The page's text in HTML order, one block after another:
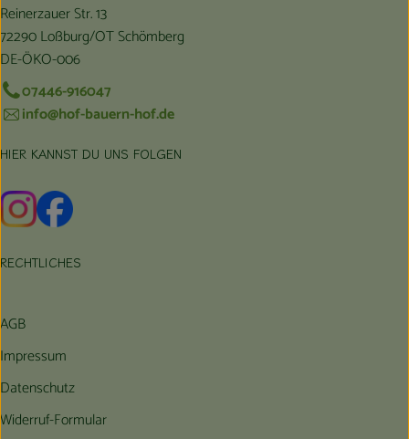
Reinerzauer Str. 13
72290 Loßburg/OT Schömberg
DE-ÖKO-006
07446-916047
info@hof-bauern-hof.de
HIER KANNST DU UNS FOLGEN
Externer Link zu https://www.instagram.com/hofbauernhof/
Externer Link zu https://www.facebook.com/
RECHTLICHES
AGB
Impressum
Datenschutz
Widerruf-Formular